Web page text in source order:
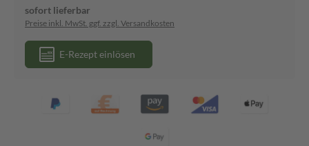
sofort lieferbar
Preise inkl. MwSt. ggf. zzgl. Versandkosten
E-Rezept einlösen